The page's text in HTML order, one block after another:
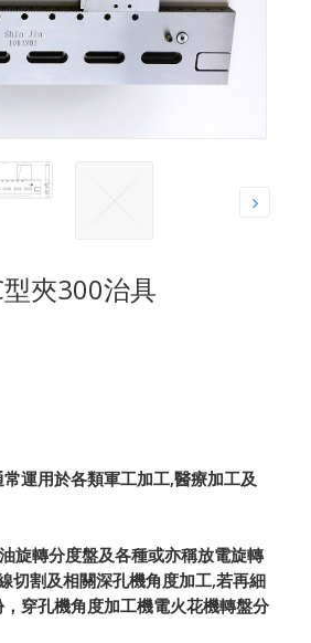
夾300治具
運用於各類軍工加工,醫療加工及
旋轉分度盤及各種或亦稱放電旋轉
切割及相關深孔機角度加工,若再細
穿孔機角度加工機電火花機轉盤分